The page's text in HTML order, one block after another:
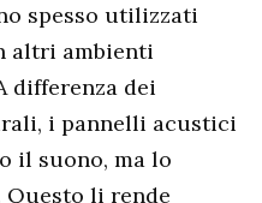
spesso utilizzati
altri ambienti
differenza dei
i pannelli acustici
il suono, ma lo
Questo li rende